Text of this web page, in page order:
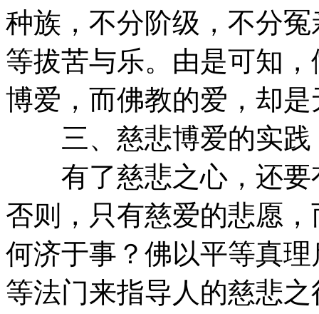
种族，不分阶级，不分
等拔苦与乐。由是可知
博爱，而佛教的爱，却
三、慈悲博爱的实践
有了慈悲之心，还要
否则，只有慈爱的悲愿
何济于事？佛以平等真
等法门来指导人的慈悲